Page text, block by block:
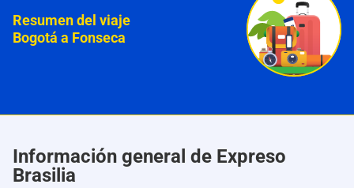
Resumen del viaje
Bogotá a Fonseca
Información general de Expreso
Brasilia